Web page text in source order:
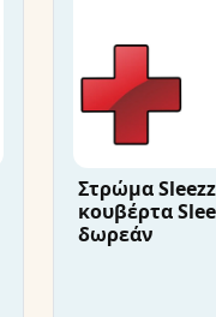
Στρώμα
κουβέρτα
δωρεάν